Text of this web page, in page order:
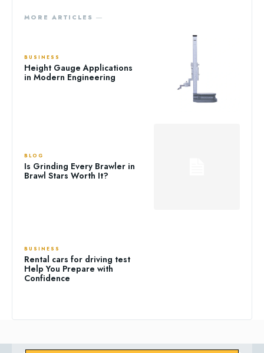
MORE ARTICLES ―
BUSINESS
Height Gauge Applications
in Modern Engineering
BLOG
Is Grinding Every Brawler in
Brawl Stars Worth It?
BUSINESS
Rental cars for driving test
Help You Prepare with
Confidence